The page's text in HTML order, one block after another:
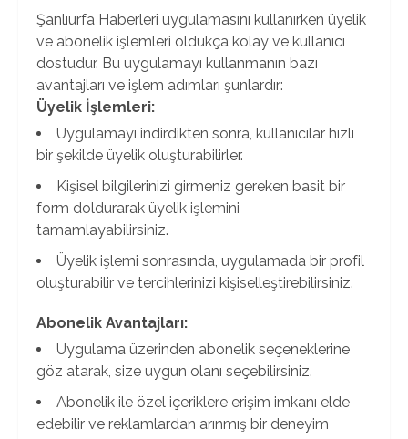
Şanlıurfa Haberleri uygulamasını kullanırken üyelik
ve abonelik işlemleri oldukça kolay ve kullanıcı
dostudur. Bu uygulamayı kullanmanın bazı
avantajları ve işlem adımları şunlardır:
Üyelik İşlemleri:
Uygulamayı indirdikten sonra, kullanıcılar hızlı
bir şekilde üyelik oluşturabilirler.
Kişisel bilgilerinizi girmeniz gereken basit bir
form doldurarak üyelik işlemini
tamamlayabilirsiniz.
Üyelik işlemi sonrasında, uygulamada bir profil
oluşturabilir ve tercihlerinizi kişiselleştirebilirsiniz.
Abonelik Avantajları:
Uygulama üzerinden abonelik seçeneklerine
göz atarak, size uygun olanı seçebilirsiniz.
Abonelik ile özel içeriklere erişim imkanı elde
edebilir ve reklamlardan arınmış bir deneyim